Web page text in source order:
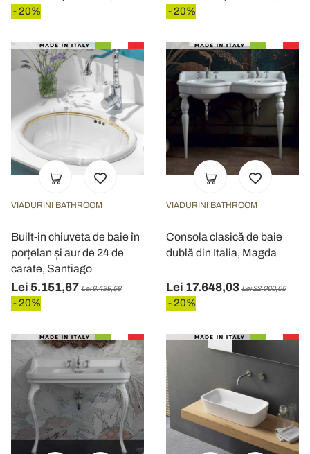
- 20% - 20%
VIADURINI BATHROOM
Built-in chiuveta de baie în
porțelan și aur de 24 de
carate, Santiago
Lei 5.151,67 Lei 6.439,58
- 20%
VIADURINI BATHROOM
Consola clasică de baie
dublă din Italia, Magda
Lei 17.648,03 Lei 22.060,05
- 20%